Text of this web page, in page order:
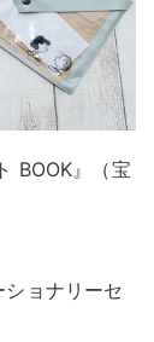
BOOK』（宝
ショナリーセ